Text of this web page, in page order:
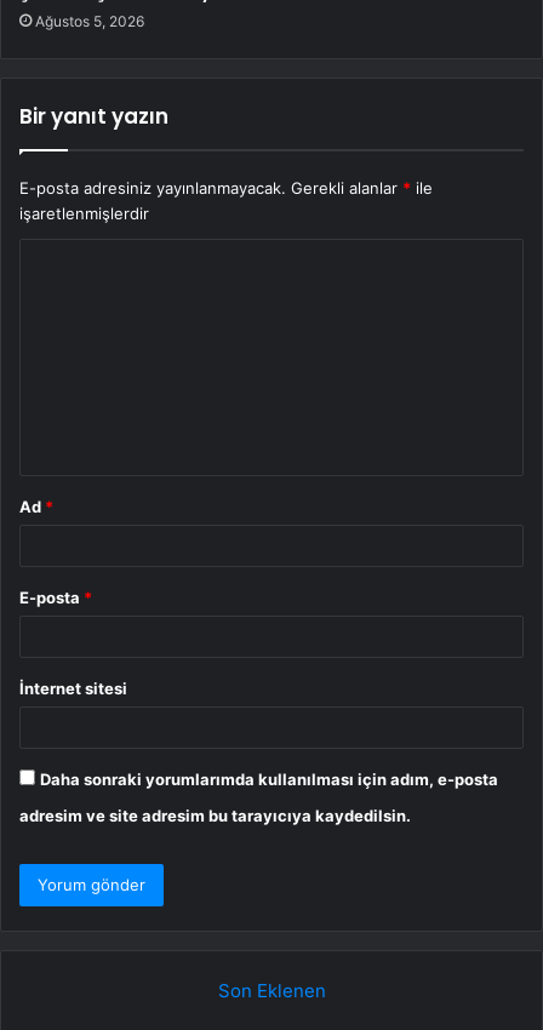
Ağustos 5, 2026
Bir yanıt yazın
E-posta adresiniz yayınlanmayacak. Gerekli alanlar * ile
işaretlenmişlerdir
Ad *
E-posta *
İnternet sitesi
Daha sonraki yorumlarımda kullanılması için adım, e-posta
adresim ve site adresim bu tarayıcıya kaydedilsin.
Son Eklenen